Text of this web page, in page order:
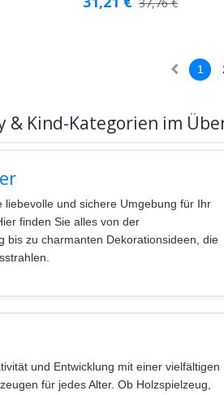
1
& Kind-Kategorien im
liebevolle und sichere Umgebung für Ihr
finden Sie alles von der
bis zu charmanten Dekorationsideen, die
und Entwicklung mit einer vielfältigen
für jedes Alter. Ob Holzspielzeug,